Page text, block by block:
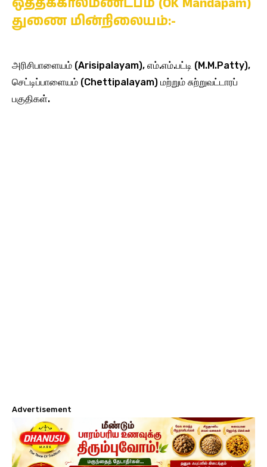
துணை மின்நிலையம்:-
அரிசிபாளையம் (Arisipalayam), எம்.எம்.பட்டி (M.M.Patty),
செட்டிப்பாளையம் (Chettipalayam) மற்றும் சுற்றுவட்டாரப்
பகுதிகள்.
Advertisement